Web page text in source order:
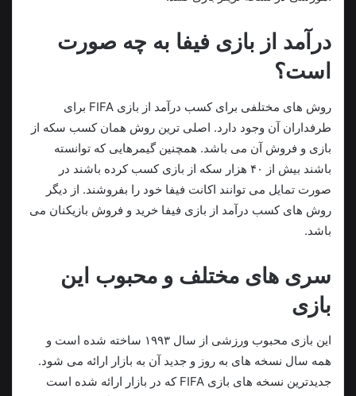
درآمد از بازی فیفا به چه صورت
است؟
روش های مختلفی برای کسب درآمد از بازی FIFA برای
طرفداران آن وجود دارد. اصلی ترین روش همان کسب سکه از
بازی و فروش آن می باشد. همچنین گیمرهایی که توانسته
باشند بیش از ۴۰ هزار سکه از بازی کسب کرده باشند در
صورت تمایل می توانند اکانت فیفا خود را بفروشند. از دیگر
روش های کسب درآمد از بازی فیفا خرید و فروش بازیکنان می
باشد.
سری های مختلف و محبوب این
بازی
این بازی محبوب ورزشی از سال ۱۹۹۳ ساخته شده است و
همه سال نسخه های به روز و جدید آن به بازار ارائه می شود.
جدیدترین نسخه های بازی FIFA که در بازار ارائه شده است